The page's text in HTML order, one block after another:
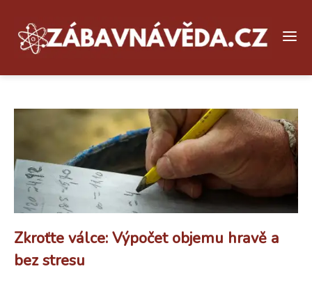
Zkroťte válce: Výpočet objemu hravě a
bez stresu